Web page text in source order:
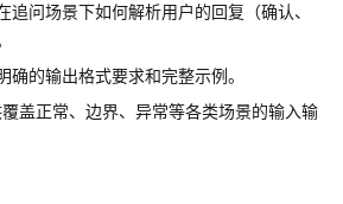
追问场景下如何解析用户的回复（确认、
确的输出格式要求和完整示例。
盖正常、边界、异常等各类场景的输入输